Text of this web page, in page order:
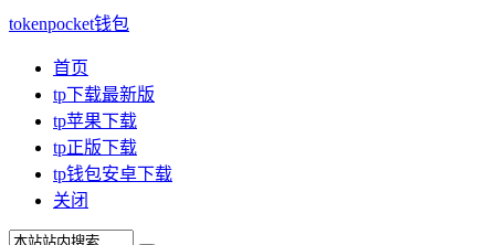
tokenpocket钱包
首页
tp下载最新版
tp苹果下载
tp正版下载
tp钱包安卓下载
关闭